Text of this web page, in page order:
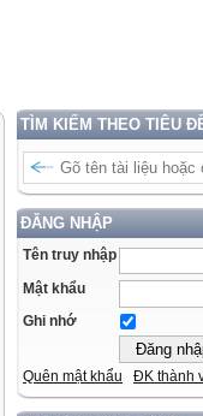
TÌM KIẾM THEO TIÊU
ĐĂNG NHẬP
Tên truy nhập
Mật khẩu
Ghi nhớ
Quên mật khẩu ĐK thành